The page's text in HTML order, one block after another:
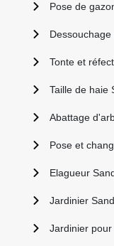
Pose de
Tonte et
Taille de haie
Abattage
Pose et
Elagueur
Jardinier
Jardinier